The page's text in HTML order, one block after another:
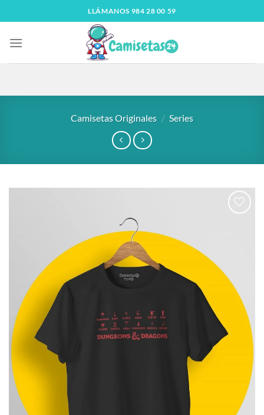
LLÁMANOS 984 28 00 59
Camisetas Originales / Series